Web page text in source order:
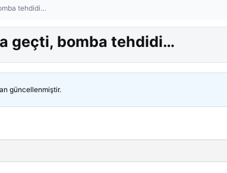
tehdidi…
geçti, bomba tehdidi…
güncellenmiştir.